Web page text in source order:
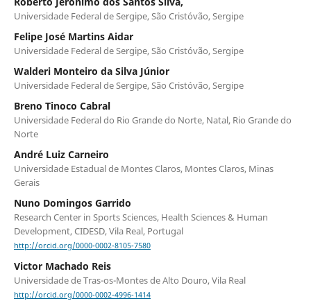
Universidade Federal de Sergipe, São Cristóvão, Sergipe
Felipe José Martins Aidar
Universidade Federal de Sergipe, São Cristóvão, Sergipe
Walderi Monteiro da Silva Júnior
Universidade Federal de Sergipe, São Cristóvão, Sergipe
Breno Tinoco Cabral
Universidade Federal do Rio Grande do Norte, Natal, Rio Grande do
Norte
André Luiz Carneiro
Universidade Estadual de Montes Claros, Montes Claros, Minas
Gerais
Nuno Domingos Garrido
Research Center in Sports Sciences, Health Sciences & Human
Development, CIDESD, Vila Real, Portugal
http://orcid.org/0000-0002-8105-7580
Victor Machado Reis
Universidade de Tras-os-Montes de Alto Douro, Vila Real
http://orcid.org/0000-0002-4996-1414